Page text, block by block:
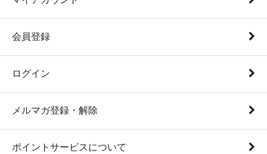
会員登録
ログイン
メルマガ登録・解除
ポイントサービスについて